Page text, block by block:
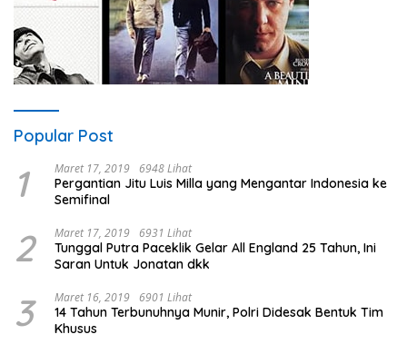
Popular Post
1 Maret 17, 2019 6948 Lihat
Pergantian Jitu Luis Milla yang Mengantar Indonesia ke
Semifinal
2 Maret 17, 2019 6931 Lihat
Tunggal Putra Paceklik Gelar All England 25 Tahun, Ini
Saran Untuk Jonatan dkk
3 Maret 16, 2019 6901 Lihat
14 Tahun Terbunuhnya Munir, Polri Didesak Bentuk Tim
Khusus